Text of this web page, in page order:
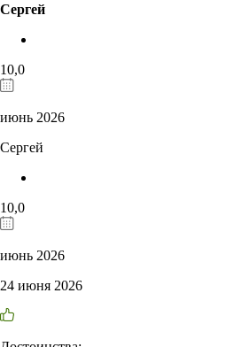
Сергей
10,0
июнь 2026
Сергей
10,0
июнь 2026
24 июня 2026